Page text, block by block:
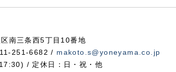
南三条西5丁目10番地
251-6682 / makoto.s@yoneyama.co.jp
/ 定休日：日・祝・他